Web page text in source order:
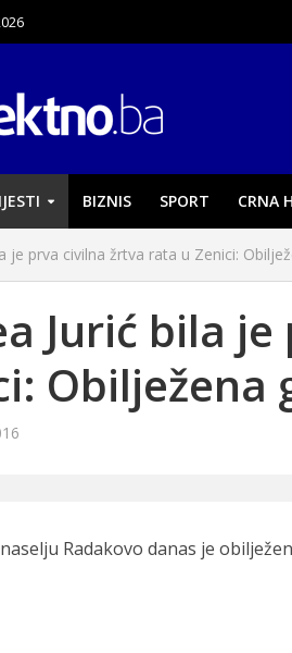
BIZNIS SPORT CRNA
je prva civilna žrtva rata u Zenici:
Jurić bila
Obilježena
Radakovo danas je